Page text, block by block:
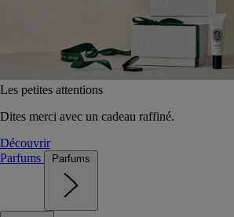
Les petites attentions
Dites merci avec un cadeau raffiné.
Découvrir
Parfums
Parfums